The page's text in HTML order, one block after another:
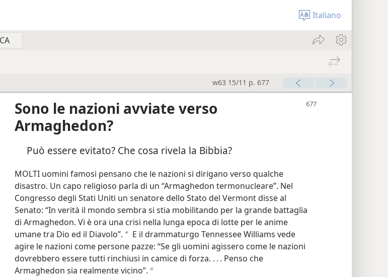
Italiano
w63 15/11 p. 677
Sono le nazioni avviate verso
Armaghedon?
Può essere evitato? Che cosa rivela la Bibbia?
MOLTI uomini famosi pensano che le nazioni si dirigano verso qualche
disastro. Un capo religioso parla di un “Armaghedon termonucleare”. Nel
Congresso degli Stati Uniti un senatore dello Stato del Vermont disse al
Senato: “In verità il mondo sembra si stia mobilitando per la grande battaglia
di Armaghedon. Vi è ora una crisi nella lunga epoca di lotte per le anime
umane tra Dio ed il Diavolo”. a E il drammaturgo Tennessee Williams vede
agire le nazioni come persone pazze: “Se gli uomini agissero come le nazioni
dovrebbero essere tutti rinchiusi in camice di forza. . . . Penso che
Armaghedon sia realmente vicino”. b